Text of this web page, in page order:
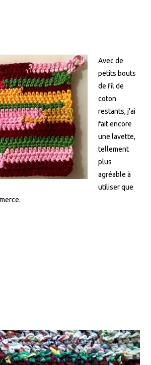
Avec de
petits bouts
de fil de
coton
restants, j’ai
fait encore
une lavette,
tellement
plus
agréable à
utiliser que